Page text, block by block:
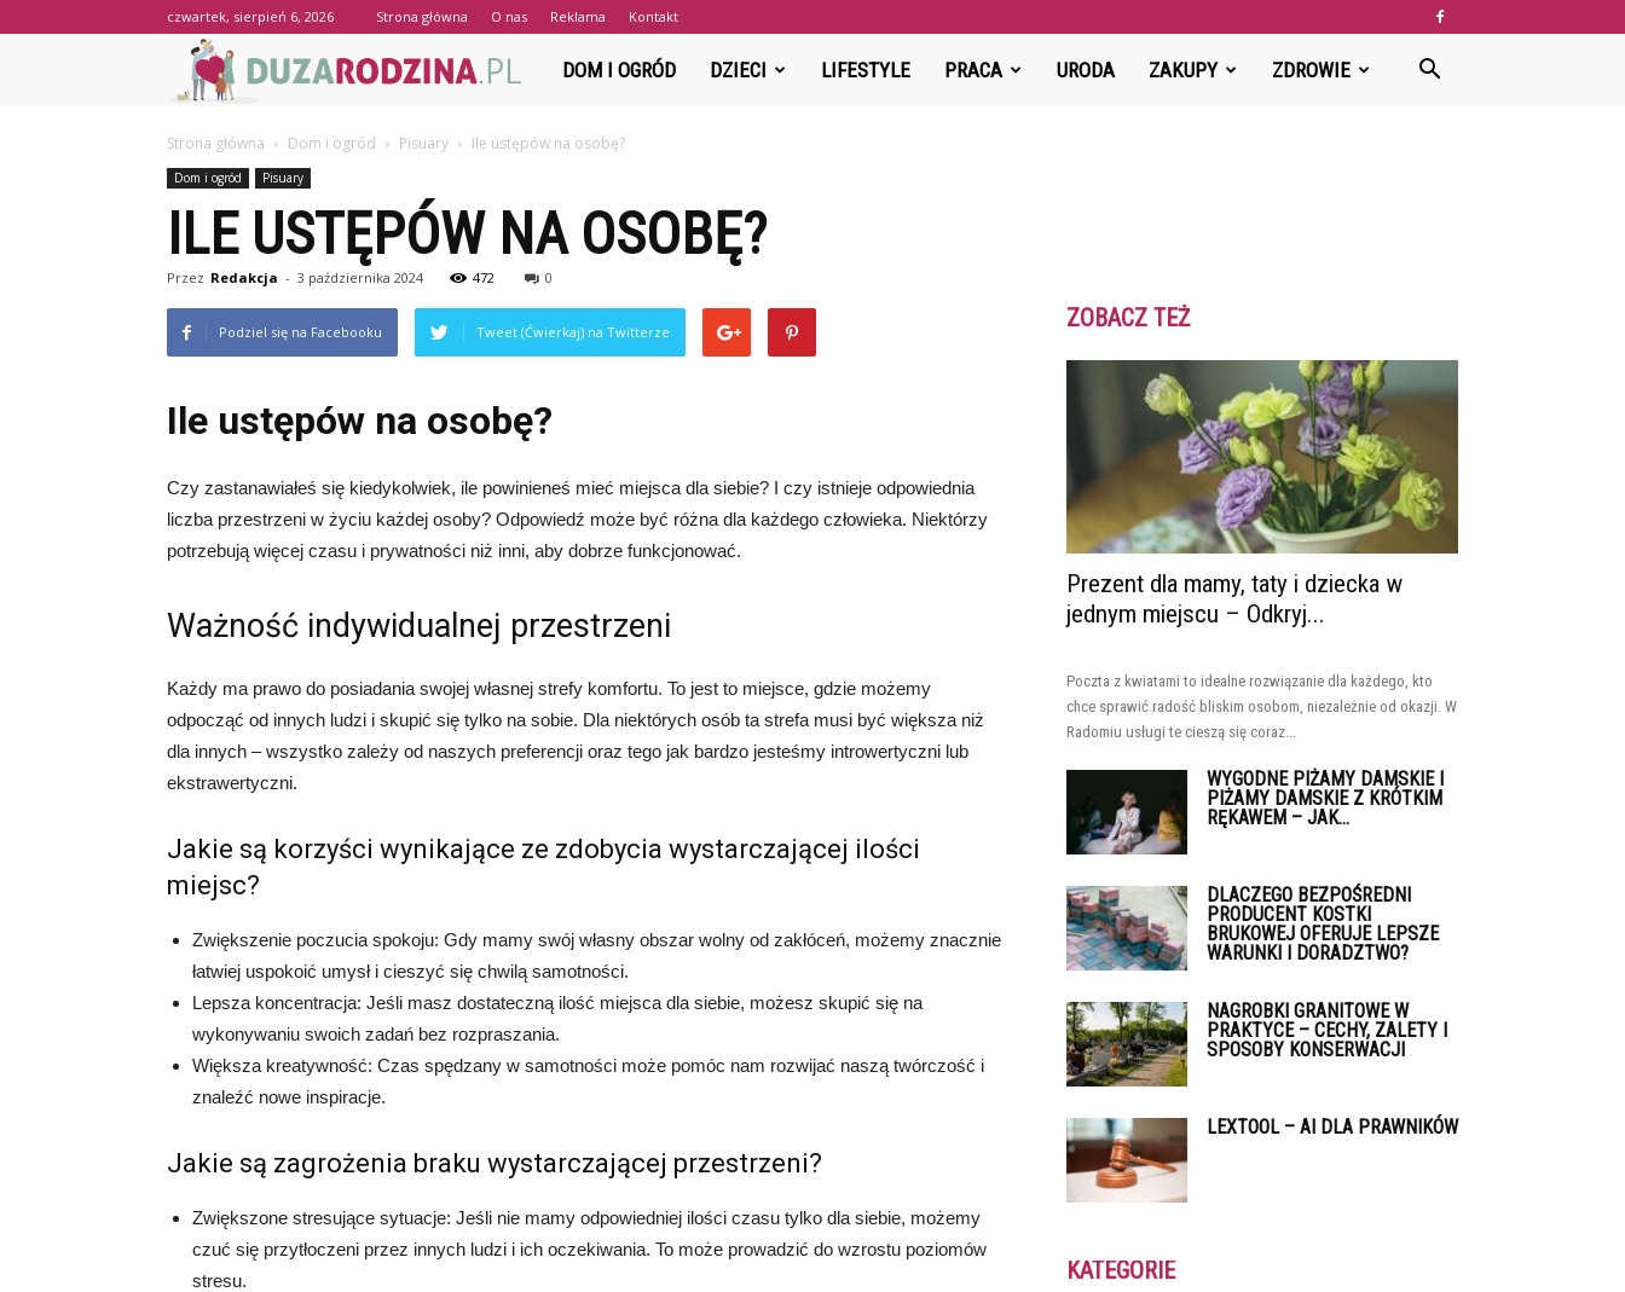
czwartek, sierpień 6, 2026 Strona główna O nas Reklama Kontakt
DuzaRodzina.pl
DOM I OGRÓD DZIECI LIFESTYLE PRACA URODA ZAKUPY ZDROWIE
Strona główna Dom i ogród Pisuary Ile ustępów na osobę?
Dom i ogród Pisuary
ILE USTĘPÓW NA OSOBĘ?
Przez Redakcja - 3 października 2024 472 0
Podziel się na Facebooku Tweet (Ćwierkaj) na Twitterze
Ile ustępów na osobę?
Czy zastanawiałeś się kiedykolwiek, ile powinieneś mieć miejsca dla siebie? I czy istnieje odpowiednia
liczba przestrzeni w życiu każdej osoby? Odpowiedź może być różna dla każdego człowieka. Niektórzy
potrzebują więcej czasu i prywatności niż inni, aby dobrze funkcjonować.
Ważność indywidualnej przestrzeni
Każdy ma prawo do posiadania swojej własnej strefy komfortu. To jest to miejsce, gdzie możemy
odpocząć od innych ludzi i skupić się tylko na sobie. Dla niektórych osób ta strefa musi być większa niż
dla innych – wszystko zależy od naszych preferencji oraz tego jak bardzo jesteśmy introwertyczni lub
ekstrawertyczni.
Jakie są korzyści wynikające ze zdobycia wystarczającej ilości
miejsc?
Zwiększenie poczucia spokoju: Gdy mamy swój własny obszar wolny od zakłóceń, możemy znacznie
łatwiej uspokoić umysł i cieszyć się chwilą samotności.
Lepsza koncentracja: Jeśli masz dostateczną ilość miejsca dla siebie, możesz skupić się na
wykonywaniu swoich zadań bez rozpraszania.
Większa kreatywność: Czas spędzany w samotności może pomóc nam rozwijać naszą twórczość i
znaleźć nowe inspiracje.
Jakie są zagrożenia braku wystarczającej przestrzeni?
Zwiększone stresujące sytuacje: Jeśli nie mamy odpowiedniej ilości czasu tylko dla siebie, możemy
czuć się przytłoczeni przez innych ludzi i ich oczekiwania. To może prowadzić do wzrostu poziomów
stresu.
ZOBACZ TEŻ
Prezent dla mamy, taty i dziecka w
jednym miejscu – Odkryj...
Poczta z kwiatami to idealne rozwiązanie dla każdego, kto
chce sprawić radość bliskim osobom, niezależnie od okazji. W
Radomiu usługi te cieszą się coraz...
WYGODNE PIŻAMY DAMSKIE I
PIŻAMY DAMSKIE Z KRÓTKIM
RĘKAWEM – JAK...
DLACZEGO BEZPOŚREDNI
PRODUCENT KOSTKI
BRUKOWEJ OFERUJE LEPSZE
WARUNKI I DORADZTWO?
NAGROBKI GRANITOWE W
PRAKTYCE – CECHY, ZALETY I
SPOSOBY KONSERWACJI
LEXTOOL – AI DLA PRAWNIKÓW
KATEGORIE